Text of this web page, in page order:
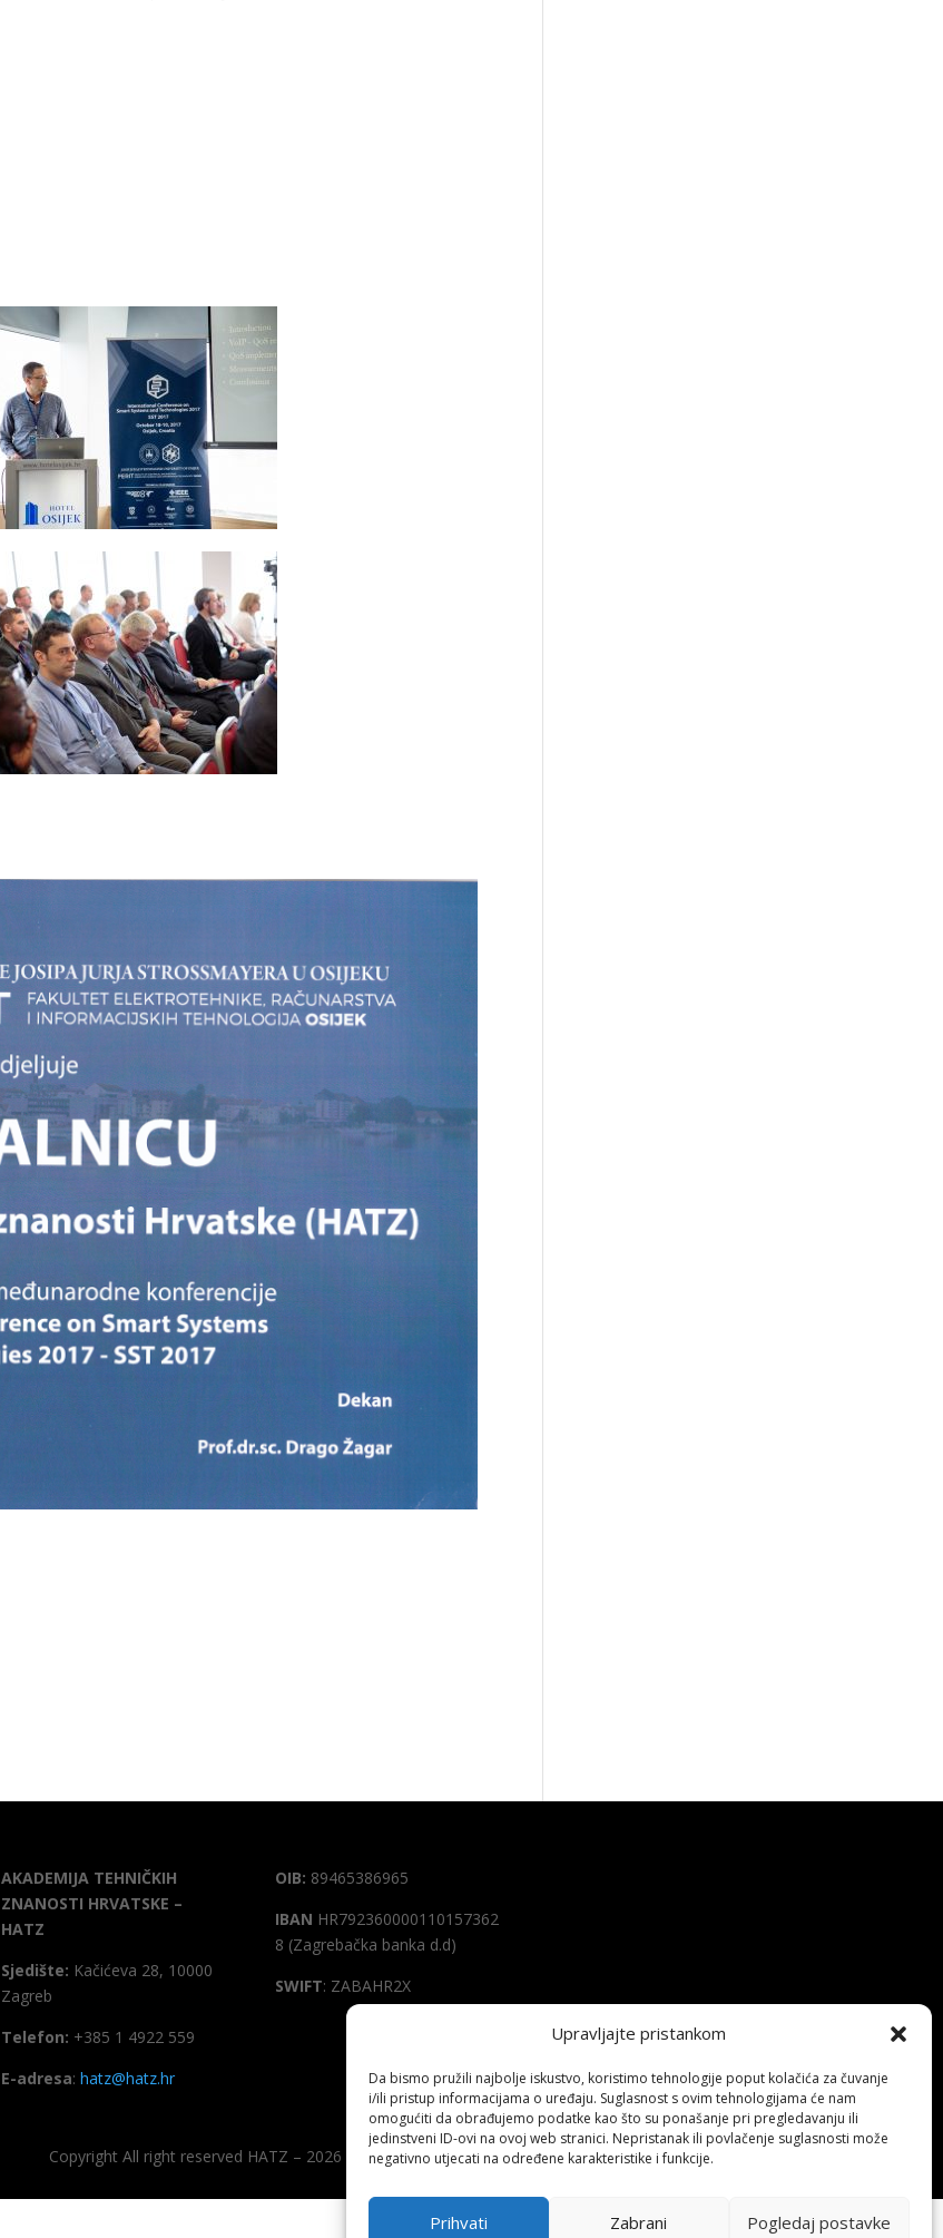
Upravljajte pristankom
Da bismo pružili najbolje iskustvo, koristimo tehnologije poput kolačića za čuvanje
i/ili pristup informacijama o uređaju. Suglasnost s ovim tehnologijama će nam
omogućiti da obrađujemo podatke kao što su ponašanje pri pregledavanju ili
jedinstveni ID-ovi na ovoj web stranici. Nepristanak ili povlačenje suglasnosti može
negativno utjecati na određene karakteristike i funkcije.
Prihvati Zabrani Pogledaj postavke
AKADEMIJA TEHNIČKIH
ZNANOSTI HRVATSKE –
HATZ
Sjedište: Kačićeva 28, 10000
Zagreb
Telefon: +385 1 4922 559
E-adresa: hatz@hatz.hr
OIB: 89465386965
IBAN HR792360000110157362
8 (Zagrebačka banka d.d)
SWIFT: ZABAHR2X
Copyright All right reserved HATZ – 2026